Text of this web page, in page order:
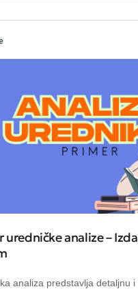
uredničke analize –
analiza predstavlja detaljnu